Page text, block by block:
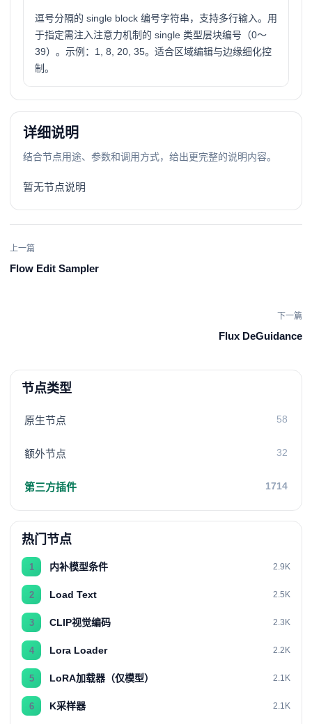
逗号分隔的 single block 编号字符串，支持多行输入。用
于指定需注入注意力机制的 single 类型层块编号（0～
39）。示例：1, 8, 20, 35。适合区域编辑与边缘细化控
制。
详细说明
结合节点用途、参数和调用方式，给出更完整的说明内容。
暂无节点说明
上一篇
Flow Edit Sampler
下一篇
Flux DeGuidance
节点类型
原生节点 58
额外节点 32
第三方插件 1714
热门节点
1 内补模型条件 2.9K
2 Load Text 2.5K
3 CLIP视觉编码 2.3K
4 Lora Loader 2.2K
5 LoRA加载器（仅模型） 2.1K
6 K采样器 2.1K